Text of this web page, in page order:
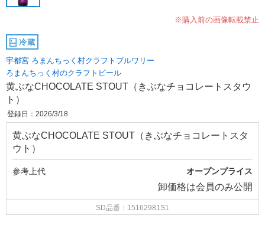
※購入前の画像転載禁止
冷蔵
宇都宮 ろまんちっく村クラフトブルワリー
ろまんちっく村のクラフトビール
黄ぶなCHOCOLATE STOUT（きぶなチョコレートスタウ
ト）
登録日：2026/3/18
黄ぶなCHOCOLATE STOUT（きぶなチョコレートスタ
ウト）
参考上代 オープンプライス
卸価格は会員のみ公開
SD品番：15162981S1